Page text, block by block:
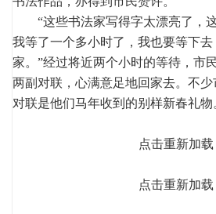
“这些书法家写得字太漂亮了，
我等了一个多小时了，我也要等下去
家。”经过将近两个小时的等待，市
两副对联，心满意足地回家去。不
对联是他们马年收到的别样新春礼物
点击重新加载
点击重新加载